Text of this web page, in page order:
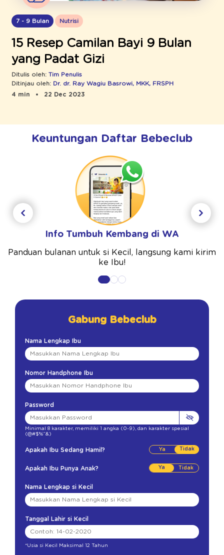
7 - 9 Bulan Nutrisi
15 Resep Camilan Bayi 9 Bulan
yang Padat Gizi
Ditulis oleh: Tim Penulis
Ditinjau oleh: Dr. dr. Ray Wagiu Basrowi, MKK, FRSPH
4 min
22 Dec 2023
Keuntungan Daftar Bebeclub
Info Tumbuh Kembang di WA
Panduan bulanan untuk si Kecil, langsung kami kirim
ke Ibu!
Gabung Bebeclub
Nama Lengkap Ibu
Nomor Handphone Ibu
Password
Minimal 8 karakter, memiliki 1 angka (0-9) dan karakter spesial
(@#$%^&)
Apakah Ibu Sedang Hamil? Tidak
Apakah Ibu Punya Anak? Ya
Nama Lengkap si Kecil
Tanggal Lahir si Kecil
*Usia si Kecil Maksimal 12 Tahun